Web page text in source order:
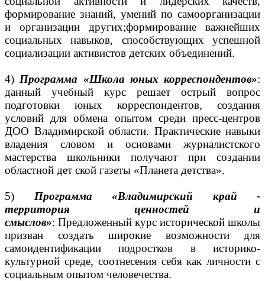
формирование знаний, умений по самоорганизации
и организации других;формирование важнейших
социальных навыков, способствующих успешной
социализации активистов детских объединений.
4) Программа «Школа юных корреспондентов»:
данный учебный курс решает острый вопрос
подготовки юных корреспондентов, создания
условий для обмена опытом среди пресс-центров
ДОО Владимирской области. Практические навыки
владения словом и основами журналистского
мастерства школьники получают при создании
областной дет ской газеты «Планета детства».
5) Программа «Владимирский край -
территория ценностей и
смыслов»: Предложенный курс исторической школы
призван создать широкие возможности для
самоидентификации подростков в историко-
культурной среде, соотнесения себя как личности с
социальным опытом человечества.